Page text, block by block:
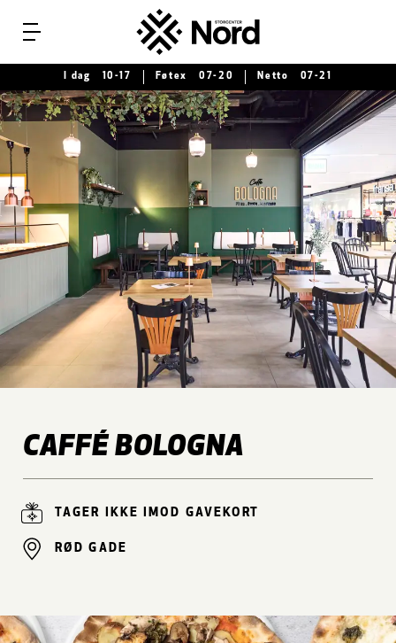
Menu
I dag 10-17 Føtex 07-20 Netto 07-21
CAFFÉ BOLOGNA
TAGER IKKE IMOD GAVEKORT
RØD GADE